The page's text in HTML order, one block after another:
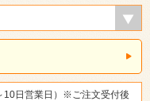
10日営業日）※ご注文受付後